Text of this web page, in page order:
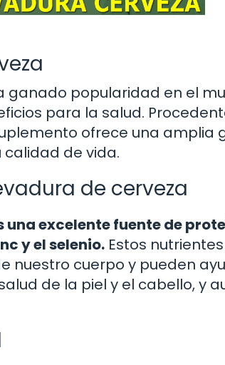
ganado popularidad en el
para la salud.
ofrece una amplia
de vida.
de cerveza
una excelente fuente de
y el selenio. Estos
nuestro cuerpo y pueden
de la piel y el cabello, y